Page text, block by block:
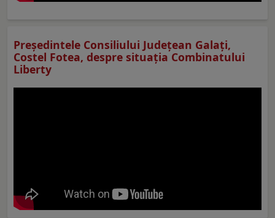
Preşedintele Consiliului Judeţean Galaţi,
Costel Fotea, despre situaţia Combinatului
Liberty